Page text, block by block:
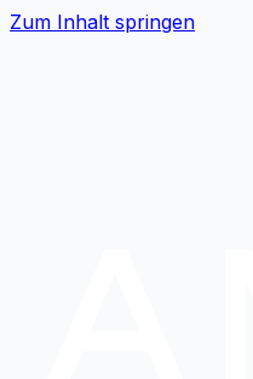
Zum Inhalt springen